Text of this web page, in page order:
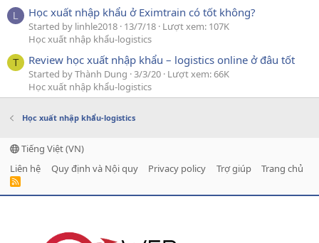
L Học xuất nhập khẩu ở Eximtrain có tốt không?
Started by linhle2018 13/7/18 Lượt xem: 107K
Học xuất nhập khẩu-logistics
T Review học xuất nhập khẩu – logistics online ở đâu tốt
Started by Thành Dung 3/3/20 Lượt xem: 66K
Học xuất nhập khẩu-logistics
Học xuất nhập khẩu-logistics
Tiếng Việt (VN)
Liên hệ
Quy định và Nội quy Privacy policy Trợ giúp Trang chủ
R